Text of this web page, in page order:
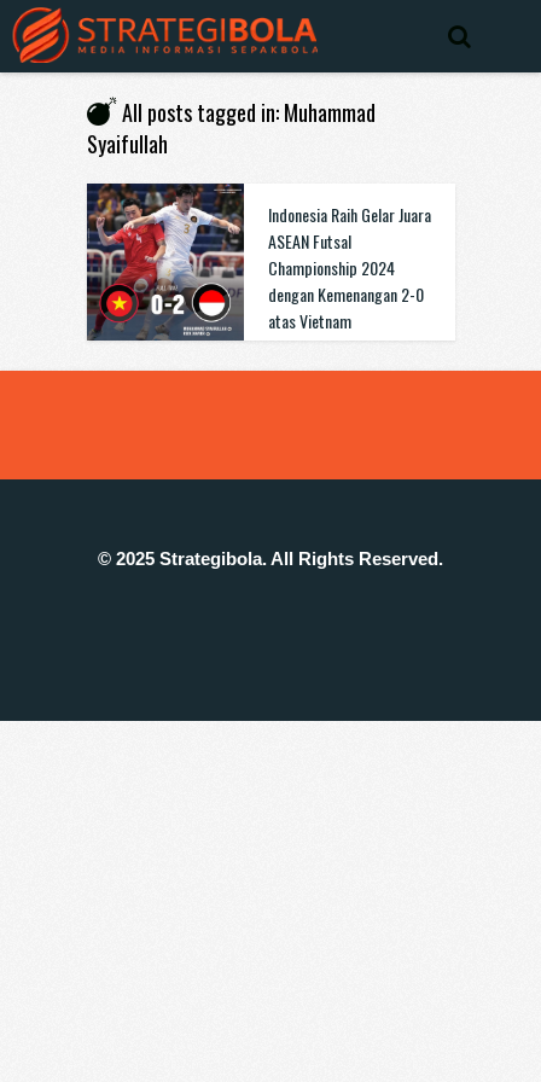
All posts tagged in: Muhammad
Syaifullah
Indonesia Raih Gelar Juara
ASEAN Futsal
Championship 2024
dengan Kemenangan 2-0
atas Vietnam
© 2025 Strategibola. All Rights Reserved.